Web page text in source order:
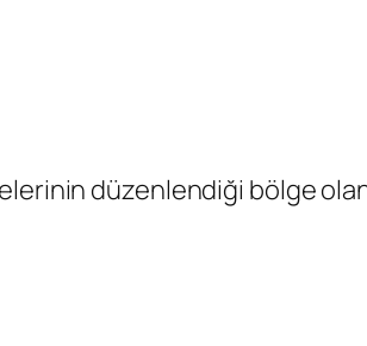
düzenlendiği bölge